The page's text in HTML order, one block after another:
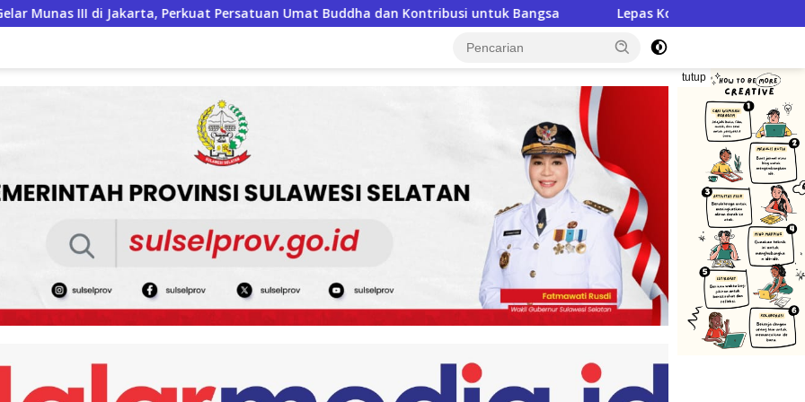
Umat Buddha dan Kontribusi untuk Bangsa Lepas Kontingen ke Jambore Nasional XII, BupAAS: Pramuka
tutup